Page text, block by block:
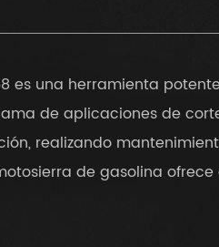
es una herramienta
de aplicaciones de
realizando
de gasolina